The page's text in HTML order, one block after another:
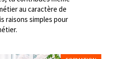
au caractère de
raisons simples pour